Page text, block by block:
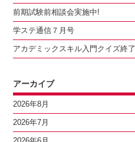
前期試験前相談会実施中!
学ステ通信７月号
アカデミックスキル入門クイズ終了
アーカイブ
2026年8月
2026年7月